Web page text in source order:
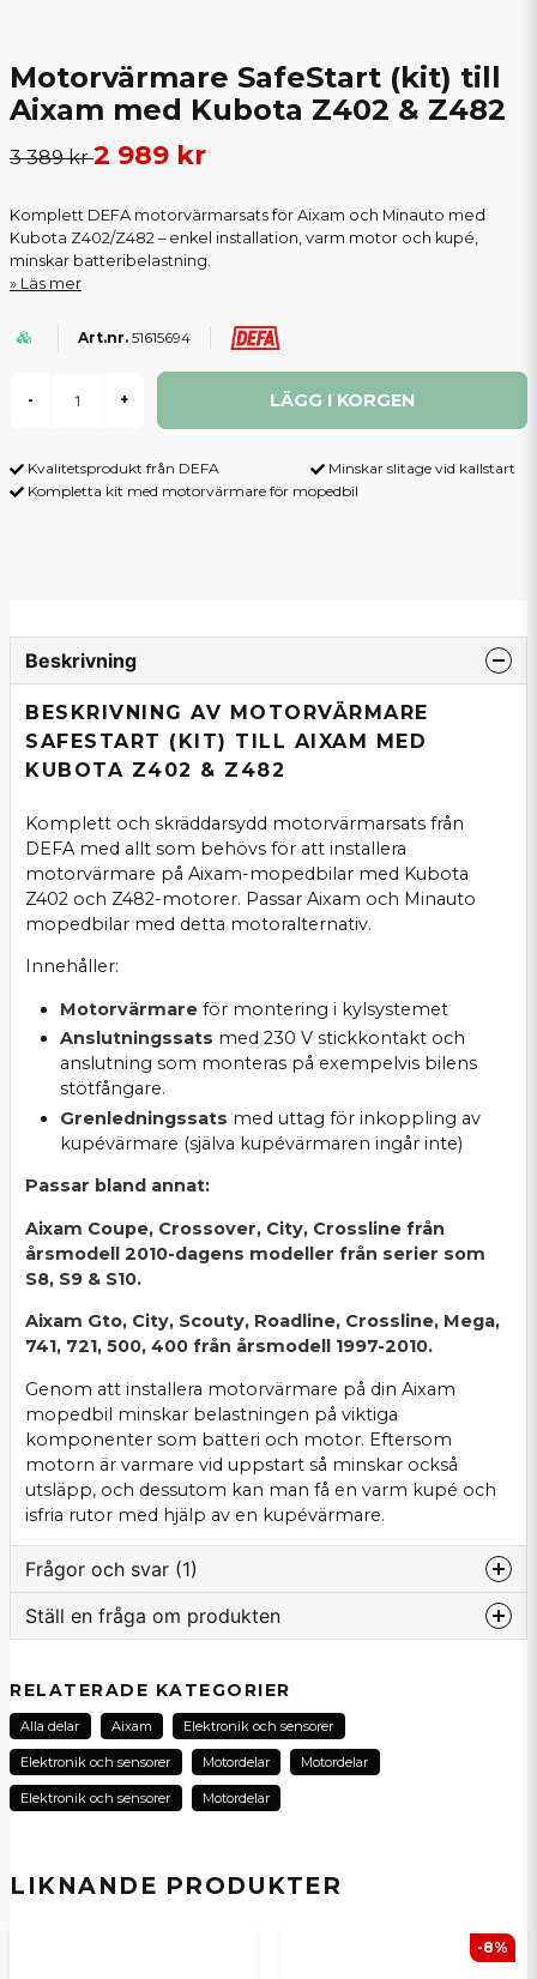
Motorvärmare SafeStart (kit) till
Aixam med Kubota Z402 & Z482
3 389 kr2 989 kr
Komplett DEFA motorvärmarsats för Aixam och Minauto med
Kubota Z402/Z482 – enkel installation, varm motor och kupé,
minskar batteribelastning.
Läs mer
51615694
- + LÄGG I KORGEN
Kvalitetsprodukt från DEFA
Minskar slitage vid kallstart
Kompletta kit med motorvärmare för mopedbil
LIKNANDE PRODUKTER
-8%
Beskrivning
BESKRIVNING AV MOTORVÄRMARE
SAFESTART (KIT) TILL AIXAM MED
KUBOTA Z402 & Z482
Komplett och skräddarsydd motorvärmarsats från
DEFA med allt som behövs för att installera
motorvärmare på Aixam-mopedbilar med Kubota
Z402 och Z482-motorer. Passar Aixam och Minauto
mopedbilar med detta motoralternativ.
Innehåller:
Motorvärmareför montering i kylsystemet
Anslutningssats med 230 V stickkontakt och
anslutning som monteras på exempelvis bilens
stötfångare.
Grenledningssats med uttag för inkoppling av
kupévärmare (själva kupévärmaren ingår inte)
Passar bland annat:
Aixam Coupe, Crossover, City, Crossline från
årsmodell 2010-dagens modeller från serier som
S8, S9 & S10.
Aixam Gto, City, Scouty, Roadline, Crossline, Mega,
741, 721, 500, 400 från årsmodell 1997-2010.
Genom att installera motorvärmare på din Aixam
mopedbil minskar belastningen på viktiga
komponenter som batteri och motor. Eftersom
motorn är varmare vid uppstart så minskar också
utsläpp, och dessutom kan man få en varm kupé och
isfria rutor med hjälp av en kupévärmare.
Frågor och svar (1)
Butiken svarade
Tack för din fråga! Ja, det medaljer
installationsmanual vid köp av detta
motorvärmarkit.
Mvh Vincent på SCP Mopedbilsdelar AB
Ställ en fråga om produkten
Fråga oss om denna produkt...
name
Namn
email
E-postadress
RELATERADE KATEGORIER
Alla delar Aixam Elektronik och sensorer
Elektronik och sensorer Motordelar Motordelar
Elektronik och sensorer Motordelar